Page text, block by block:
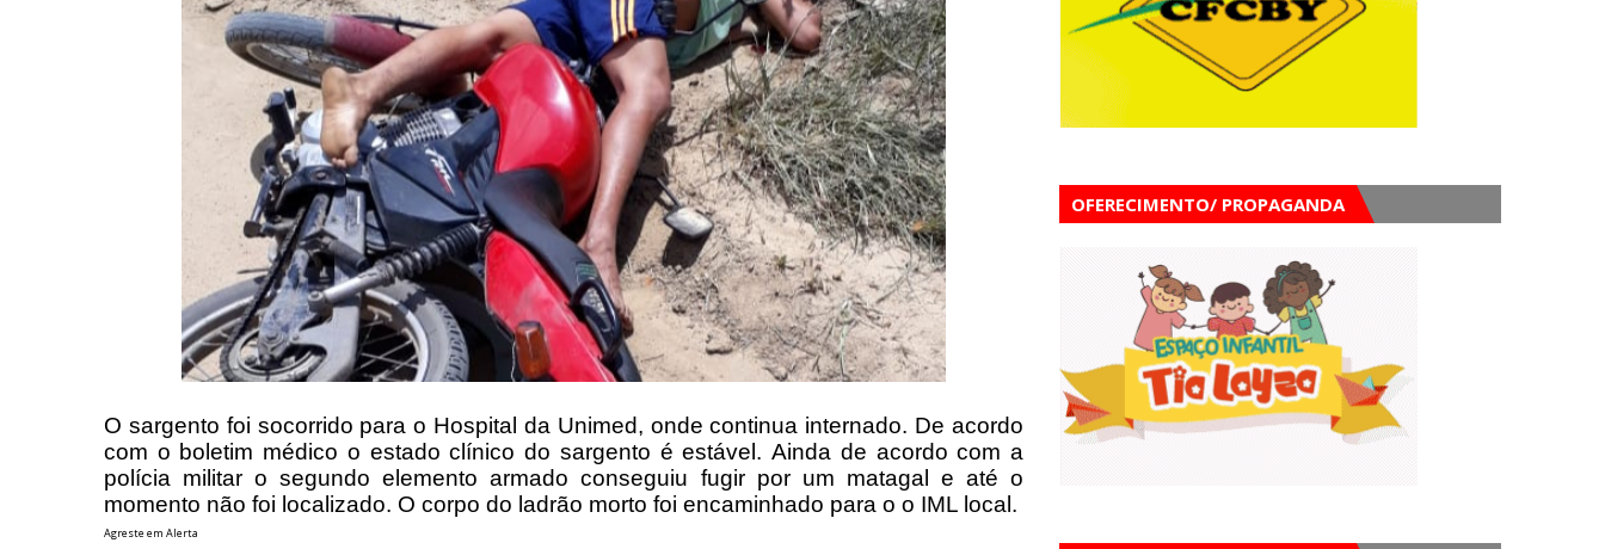
O sargento foi socorrido para o Hospital da Unimed, onde continua internado. De acordo
com o boletim médico o estado clínico do sargento é estável.Ainda de acordo com a
polícia militar o segundo elemento armado conseguiu fugir por um matagal e até o
momento não foi localizado. O corpo do ladrão morto foi encaminhado para o o IML local.
Agreste em Alerta
OFERECIMENTO/ PROPAGANDA